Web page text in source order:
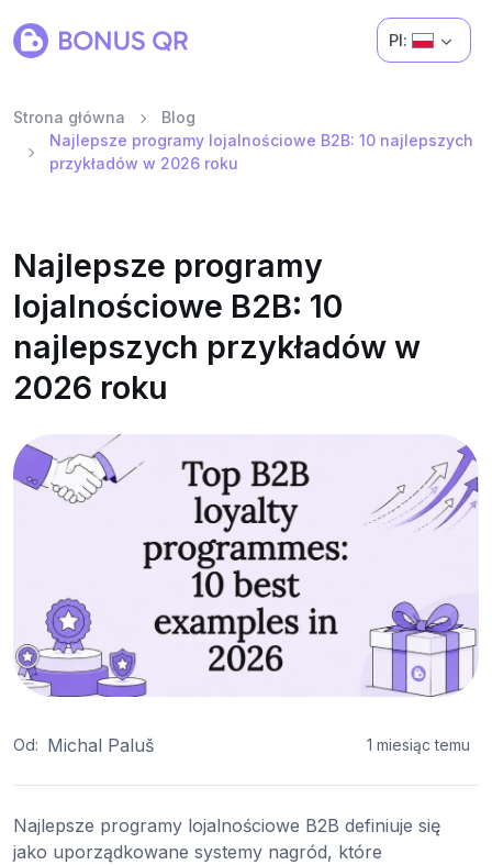
Pl:
Strona główna
Blog
Najlepsze programy lojalnościowe B2B: 10 najlepszych
przykładów w 2026 roku
Najlepsze programy
lojalnościowe B2B: 10
najlepszych przykładów w
2026 roku
Od: Michal Paluš 1 miesiąc temu
Najlepsze programy lojalnościowe B2B definiuje się
jako uporządkowane systemy nagród, które